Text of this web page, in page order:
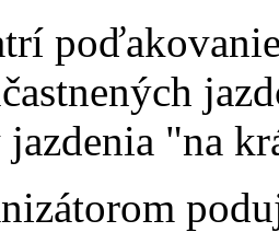
"na